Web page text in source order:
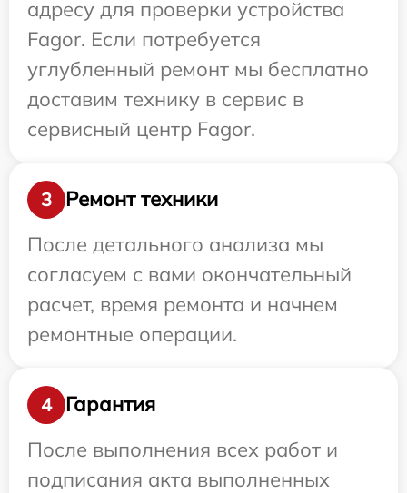
адресу для проверки устройства
Fagor. Если потребуется
углубленный ремонт мы бесплатно
доставим технику в сервис в
сервисный центр Fagor.
3
Ремонт техники
После детального анализа мы
согласуем с вами окончательный
расчет, время ремонта и начнем
ремонтные операции.
4
Гарантия
После выполнения всех работ и
подписания акта выполненных